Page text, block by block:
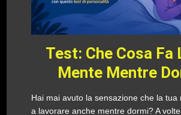
Test: Che Cosa Fa
Mente Mentre
Hai mai avuto la sensazione che la tua
a lavorare anche mentre dormi? A